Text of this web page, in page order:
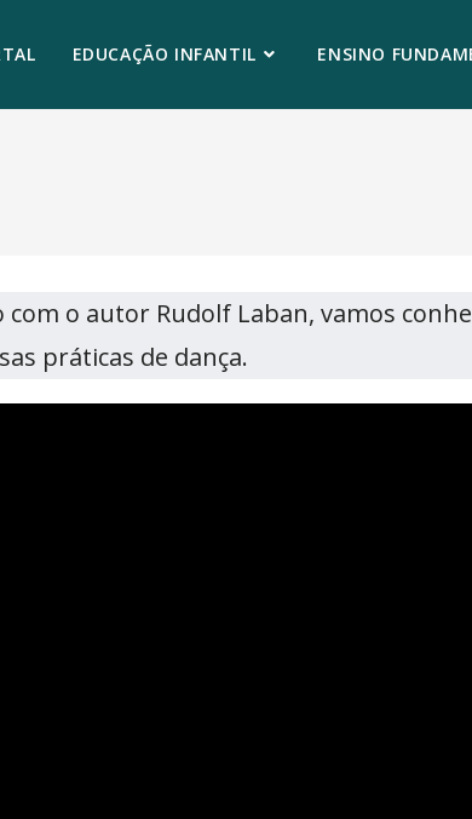
EDUCAÇÃO INFANTIL ENSINO
o autor Rudolf Laban, vamos
práticas de dança.